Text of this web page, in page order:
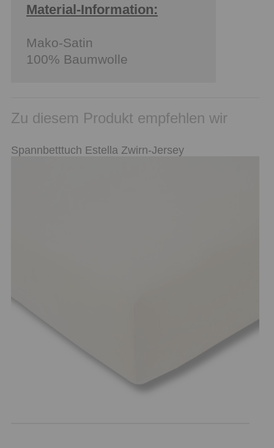
Material-Information:
Mako-Satin
100% Baumwolle
Zu diesem Produkt empfehlen wir
Spannbetttuch Estella Zwirn-Jersey